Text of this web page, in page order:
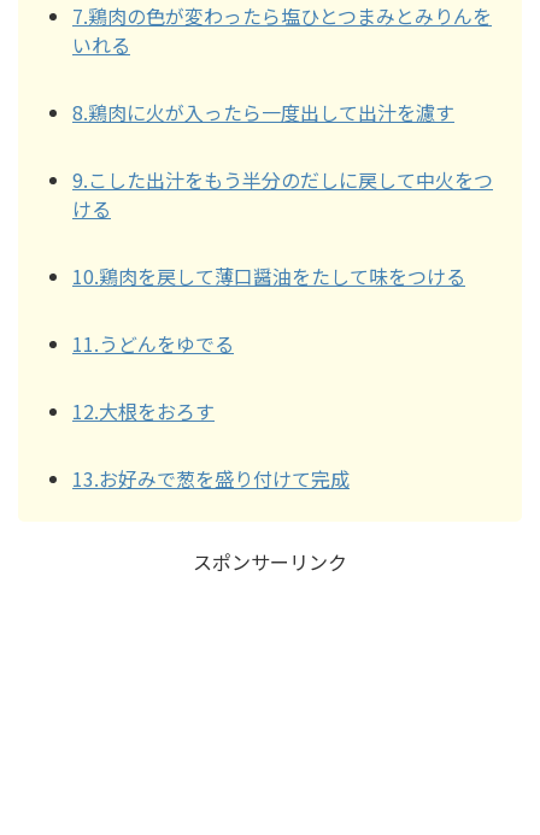
7.鶏肉の色が変わったら塩ひとつまみとみりんを
いれる
8.鶏肉に火が入ったら一度出して出汁を濾す
9.こした出汁をもう半分のだしに戻して中火をつ
ける
10.鶏肉を戻して薄口醤油をたして味をつける
11.うどんをゆでる
12.大根をおろす
13.お好みで葱を盛り付けて完成
スポンサーリンク